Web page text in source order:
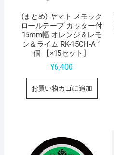
(まとめ) ヤマト メモック
ロールテープ カッター付
15mm幅 オレンジ＆レモ
ン＆ライム RK-15CH-A 1
個 【×15セット】
¥6,400
お買い物カゴに追加